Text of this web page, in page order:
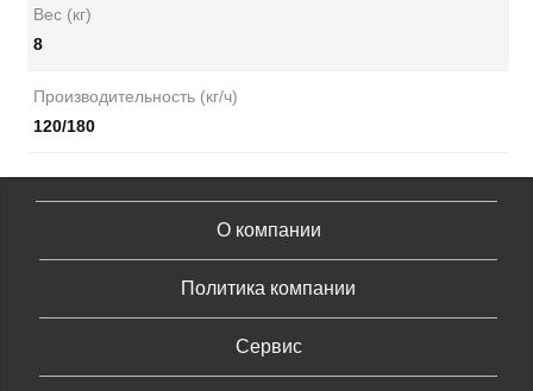
Вес (кг)
8
Производительность (кг/ч)
120/180
О компании
Политика компании
Сервис